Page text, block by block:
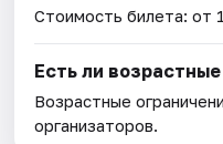
Стоимость билета: от
Есть ли
Возрастные
организаторов.